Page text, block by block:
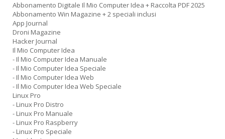
Abbonamento Digitale Il Mio Computer Idea + Raccolta PDF 2025
Abbonamento Win Magazine + 2 speciali inclusi
App Journal
Droni Magazine
Hacker Journal
Il Mio Computer Idea
- Il Mio Computer Idea Manuale
- Il Mio Computer Idea Speciale
- Il Mio Computer Idea Web
- Il Mio Computer Idea Web Speciale
Linux Pro
- Linux Pro Distro
- Linux Pro Manuale
- Linux Pro Raspberry
- Linux Pro Speciale